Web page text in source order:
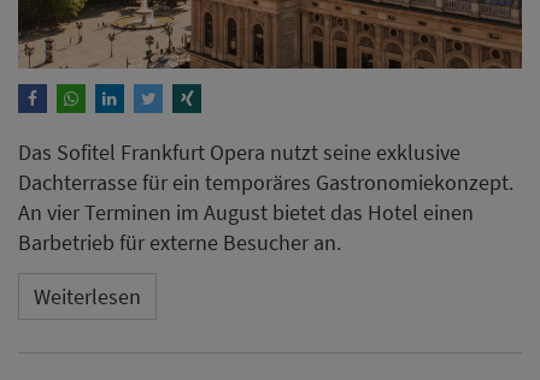
Das Sofitel Frankfurt Opera nutzt seine exklusive
Dachterrasse für ein temporäres Gastronomiekonzept.
An vier Terminen im August bietet das Hotel einen
Barbetrieb für externe Besucher an.
Weiterlesen